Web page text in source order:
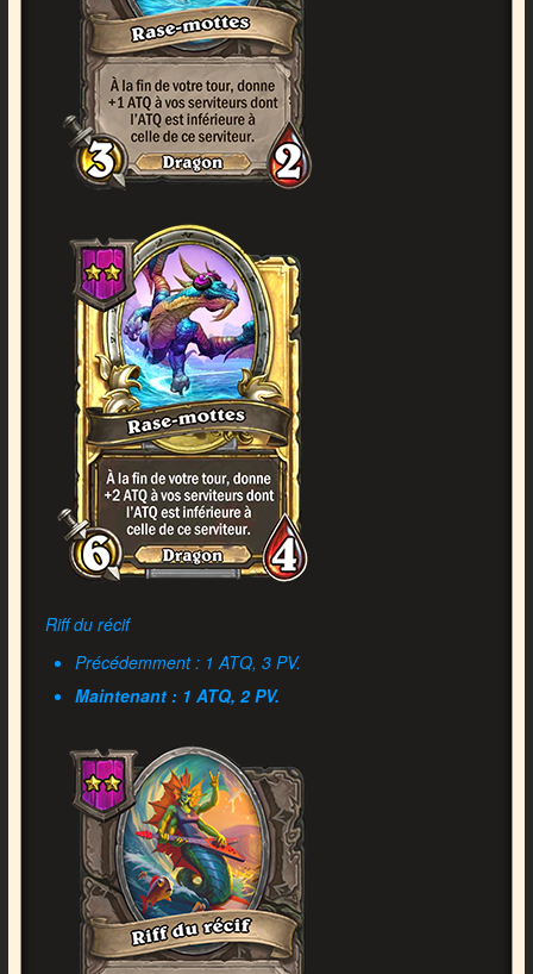
Riff du récif
Précédemment : 1 ATQ, 3 PV.
Maintenant : 1 ATQ, 2 PV.